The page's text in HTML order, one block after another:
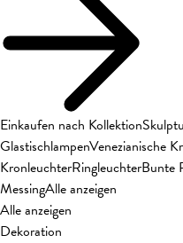
Einkaufen nach Kollektion
GlastischlampenVenezianische
KronleuchterRingleuchterBunte
MessingAlle anzeigen
Alle anzeigen
Dekoration